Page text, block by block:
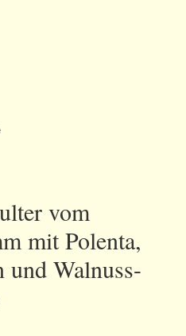
vom
mit Polenta,
und Walnuss-